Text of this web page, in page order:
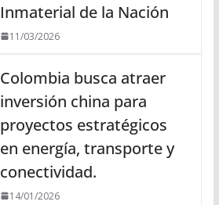
Inmaterial de la Nación
11/03/2026
Colombia busca atraer
inversión china para
proyectos estratégicos
en energía, transporte y
conectividad.
14/01/2026